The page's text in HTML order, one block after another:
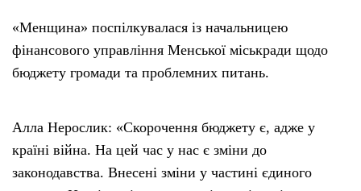
«Менщина» поспілкувалася із начальницею
фінансового управління Менської міськради щодо
бюджету громади та проблемних питань.
Алла Нерослик: «Скорочення бюджету є, адже у
країні війна. На цей час у нас є зміни до
законодавства. Внесені зміни у частині єдиного